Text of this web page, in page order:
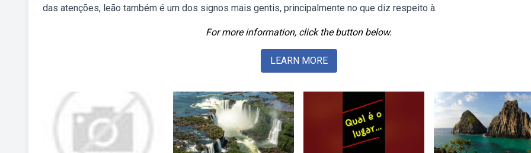
das atenções, leão também é um dos signos mais gentis, principalmente no que diz respeito à.
For more information, click the button below.
LEARN MORE